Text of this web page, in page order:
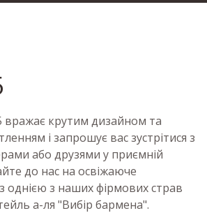
вражає крутим дизайном та
і запрошує вас зустрітися з
або друзями у приємній
до нас на освіжаюче
однією з наших фірмових страв
а-ля "Вибір бармена".